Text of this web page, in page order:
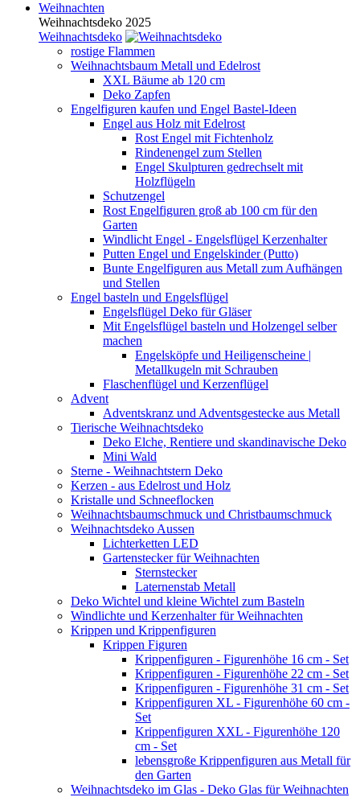
Weihnachten
Weihnachtsdeko 2025
Weihnachtsdeko
rostige Flammen
Weihnachtsbaum Metall und Edelrost
XXL Bäume ab 120 cm
Deko Zapfen
Engelfiguren kaufen und Engel Bastel-Ideen
Engel aus Holz mit Edelrost
Rost Engel mit Fichtenholz
Rindenengel zum Stellen
Engel Skulpturen gedrechselt mit
Holzflügeln
Schutzengel
Rost Engelfiguren groß ab 100 cm für den
Garten
Windlicht Engel - Engelsflügel Kerzenhalter
Putten Engel und Engelskinder (Putto)
Bunte Engelfiguren aus Metall zum Aufhängen
und Stellen
Engel basteln und Engelsflügel
Engelsflügel Deko für Gläser
Mit Engelsflügel basteln und Holzengel selber
machen
Engelsköpfe und Heiligenscheine |
Metallkugeln mit Schrauben
Flaschenflügel und Kerzenflügel
Advent
Adventskranz und Adventsgestecke aus Metall
Tierische Weihnachtsdeko
Deko Elche, Rentiere und skandinavische Deko
Mini Wald
Sterne - Weihnachtstern Deko
Kerzen - aus Edelrost und Holz
Kristalle und Schneeflocken
Weihnachtsbaumschmuck und Christbaumschmuck
Weihnachtsdeko Aussen
Lichterketten LED
Gartenstecker für Weihnachten
Sternstecker
Laternenstab Metall
Deko Wichtel und kleine Wichtel zum Basteln
Windlichte und Kerzenhalter für Weihnachten
Krippen und Krippenfiguren
Krippen Figuren
Krippenfiguren - Figurenhöhe 16 cm - Set
Krippenfiguren - Figurenhöhe 22 cm - Set
Krippenfiguren - Figurenhöhe 31 cm - Set
Krippenfiguren XL - Figurenhöhe 60 cm -
Set
Krippenfiguren XXL - Figurenhöhe 120
cm - Set
lebensgroße Krippenfiguren aus Metall für
den Garten
Weihnachtsdeko im Glas - Deko Glas für Weihnachten